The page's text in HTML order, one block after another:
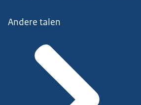
Andere talen